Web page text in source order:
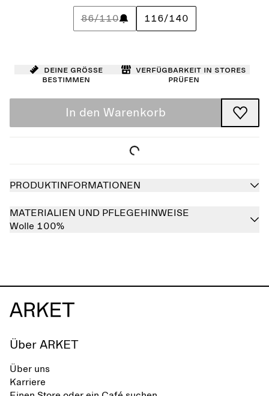
86/110 116/140
Deine Größe
bestimmen
Verfügbarkeit in Stores
prüfen
In den Warenkorb
PRODUKTINFORMATIONEN
MATERIALIEN UND PFLEGEHINWEISE
Wolle 100%
Über ARKET
Über uns
Karriere